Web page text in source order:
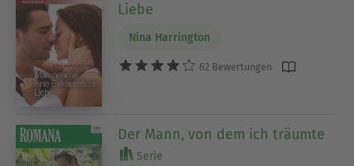
Liebe
Nina Harrington
62 Bewertungen
Der Mann, von dem ich träumte
Serie